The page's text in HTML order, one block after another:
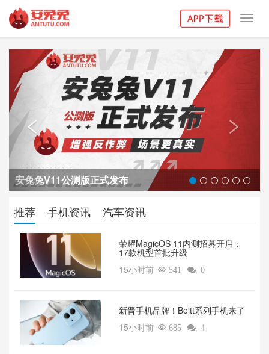
安兔兔V11公测版正式发布

Previous

推荐 手机资讯 汽车资讯
荣耀MagicOS 11内测招募开启：
17款机型首批升级
15小时前  541  0
新晋手机品牌！Boltt系列手机来了
15小时前  685  4